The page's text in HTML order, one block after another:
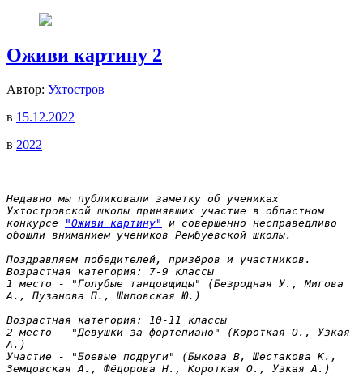
Оживи картину 2
Автор: Ухтостров
в 15.12.2022
в 2022
Недавно мы публиковали заметку об учениках
Ухтостровской школы принявших участие в областном
конкурсе
"Оживи картину"
и совершенно несправедливо
обошли вниманием учеников Рембуевской школы.
Поздравляем победителей, призёров и участников.
Возрастная категория: 7-9 классы
1 место - "Голубые танцовщицы" (Безродная У., Мигова
А., Пузанова П., Шиловская Ю.)
Возрастная категория: 10-11 классы
2 место - "Девушки за фортепиано" (Короткая О., Узкая
А.)
Участие - "Боевые подруги" (Быкова В, Шестакова К.,
Земцовская А., Фёдорова Н., Короткая О., Узкая А.)